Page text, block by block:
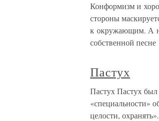
Конформизм и
стороны
к окружающим. А
собственной песне
Пастух
Пастух Пастух
«специальности»
целости,